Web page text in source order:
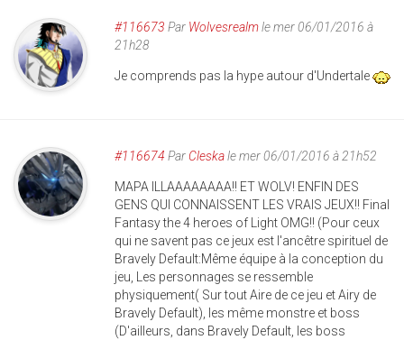
#116673 Par Wolvesrealmle mer 06/01/2016 à
21h28
Je comprends pas la hype autour d'Undertale
#116674 Par Cleskale mer 06/01/2016 à 21h52
MAPA ILLAAAAAAAA!! ET WOLV! ENFIN DES
GENS QUI CONNAISSENT LES VRAIS JEUX!! Final
Fantasy the 4 heroes of Light OMG!! (Pour ceux
qui ne savent pas ce jeux est l'ancêtre spirituel de
Bravely Default:Même équipe à la conception du
jeu, Les personnages se ressemble
physiquement( Sur tout Aire de ce jeu et Airy de
Bravely Default), les même monstre et boss
(D'ailleurs, dans Bravely Default, les boss